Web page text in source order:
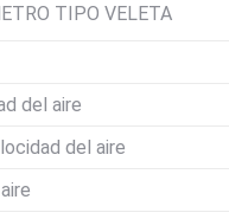
TIPO VELETA
del aire
del aire